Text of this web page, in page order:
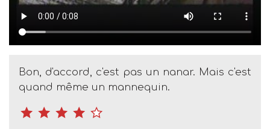
Bon, d'accord, c'est pas un nanar. Mais c'est
quand même un mannequin.